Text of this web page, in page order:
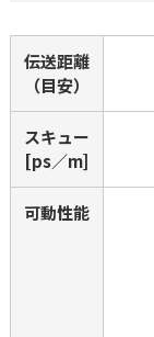
伝送距離
（目安）
スキュー
[ps／m]
可動性能